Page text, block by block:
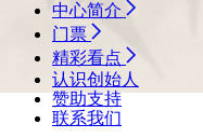
中心简介
门票
精彩看点
认识创始人
赞助支持
联系我们